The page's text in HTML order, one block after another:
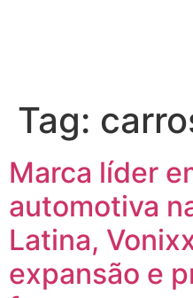
Tag:
Marca líder
automotiva
Latina,
expansão e